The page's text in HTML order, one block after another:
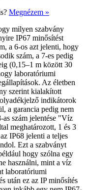
Megnézem »
milyen szabvány
IP67 minősítést
a 6-os azt jelenti, hogy
szám, a 7-es pedig
(0,15–1 m között 30
laboratóriumi
Az életben
szerint kialakított
indikátorok
a garancia pedig nem
as szám jelentése "Víz
meghatározott, 1 és 3
IP68 jelenti a teljes
Ezt a szabványt
hogy szólna egy
használni, mint a víz
laboratóriumi
után ez az IP minősítés